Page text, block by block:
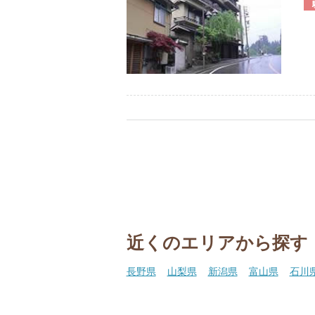
近くのエリアから探す
長野県 山梨県 新潟県 富山県 石川